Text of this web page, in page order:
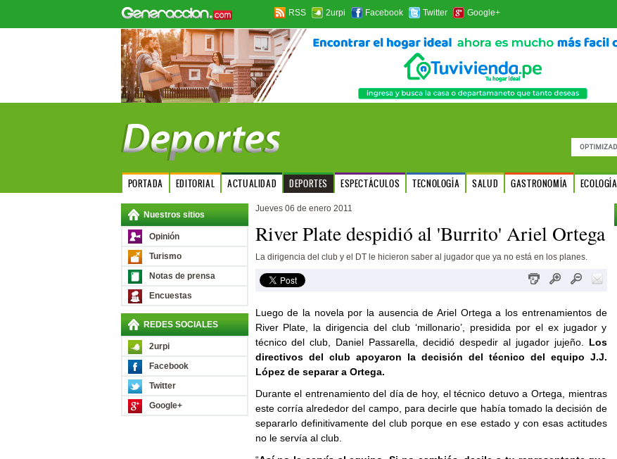
RSS 2urpi Facebook Twitter Google+
PORTADA EDITORIAL ACTUALIDAD DEPORTES ESPECTÁCULOS TECNOLOGÍA SALUD GASTRONOMÍA ECOLOGÍA
Nuestros sitios
Opinión
Turismo
Notas de prensa
Encuestas
REDES SOCIALES
2urpi
Facebook
Twitter
Google+
Jueves 06 de enero 2011
River Plate despidió al 'Burrito' Ariel Ortega
La dirigencia del club y el DT le hicieron saber al jugador que ya no está en los planes.
Luego de la novela por la ausencia de Ariel Ortega a los entrenamientos de
River Plate, la dirigencia del club ‘millonario’, presidida por el ex jugador y
técnico del club, Daniel Passarella, decidió despedir al jugador jujeño. Los
directivos del club apoyaron la decisión del técnico del equipo J.J.
López de separar a Ortega.
Durante el entrenamiento del día de hoy, el técnico detuvo a Ortega, mientras
este corría alrededor del campo, para decirle que había tomado la decisión de
separarlo definitivamente del club porque en ese estado y con esas actitudes
no le servía al club.